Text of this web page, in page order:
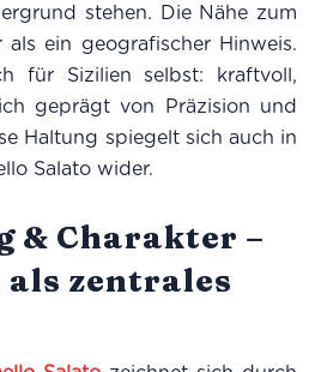
stehen. Die Nähe zum
ein geografischer Hinweis.
für Sizilien selbst: kraftvoll,
geprägt von Präzision und
Haltung spiegelt sich auch in
Salato wider.
& Charakter –
zentrales